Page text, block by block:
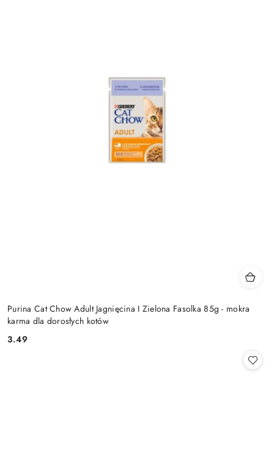
Purina Cat Chow Adult Jagnięcina I Zielona Fasolka 85g - mokra
karma dla dorosłych kotów
Cena:
3.49